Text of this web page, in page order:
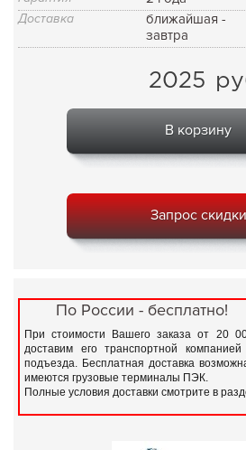
Доставка
ближайшая -
завтра
2025
В корзину
Запрос скидки
По России - бесплатно!
При стоимости Вашего заказа от 20
доставим его транспортной
подъезда. Бесплатная доставка
имеются грузовые терминалы ПЭК.
Полные условия доставки смотрите в